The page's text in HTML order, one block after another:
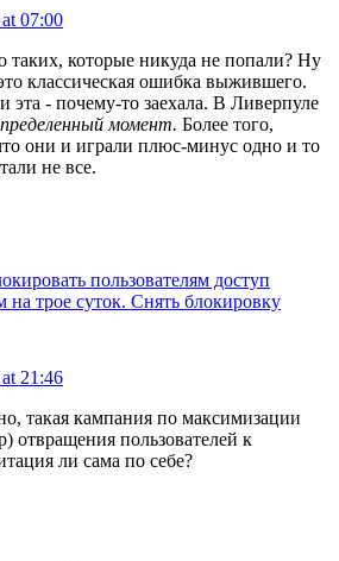
07:00
таких, которые никуда не попали? Ну
классическая ошибка выжившего.
эта - почему-то заехала. В Ливерпуле
момент. Более того,
они и играли плюс-минус одно и то
не все.
пользователям доступ
трое суток. Снять блокировку
21:46
такая кампания по максимизации
отвращения пользователей к
ли сама по себе?